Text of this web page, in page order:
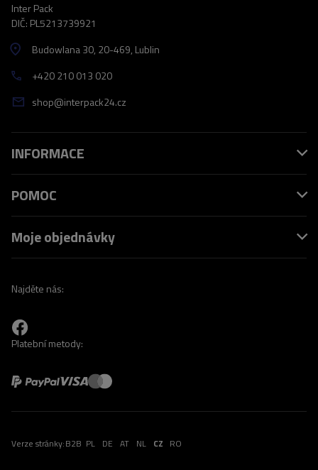
Inter Pack
DIČ: PL5213739921
Budowlana 30, 20-469, Lublin
+420 210 013 020
shop@interpack24.cz
INFORMACE
POMOC
Moje objednávky
Najděte nás:
Platební metody:
Verze stránky:B2B PL DE AT NL CZ RO